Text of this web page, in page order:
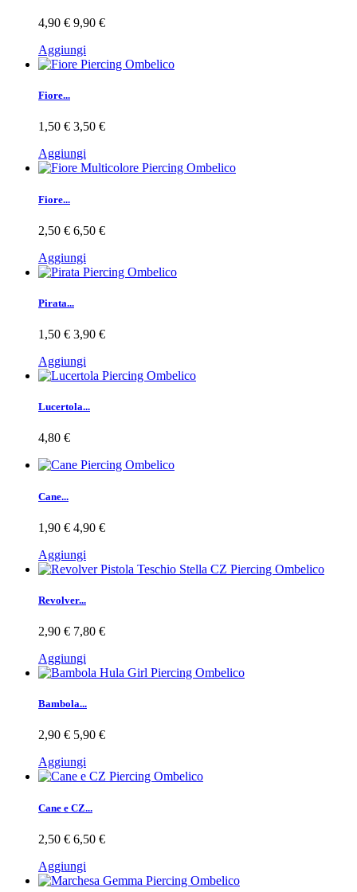
4,90 € 9,90 €
Aggiungi
Fiore...
1,50 € 3,50 €
Aggiungi
Fiore...
2,50 € 6,50 €
Aggiungi
Pirata...
1,50 € 3,90 €
Aggiungi
Lucertola...
4,80 €
Cane...
1,90 € 4,90 €
Aggiungi
Revolver...
2,90 € 7,80 €
Aggiungi
Bambola...
2,90 € 5,90 €
Aggiungi
Cane e CZ...
2,50 € 6,50 €
Aggiungi